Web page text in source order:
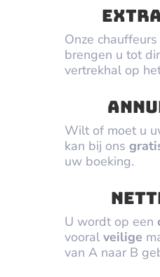
Onze
brengen u tot
vertrekhal op
Wilt of moet u
kan bij ons
uw boeking.
U wordt op een
vooral veilige
van A naar B